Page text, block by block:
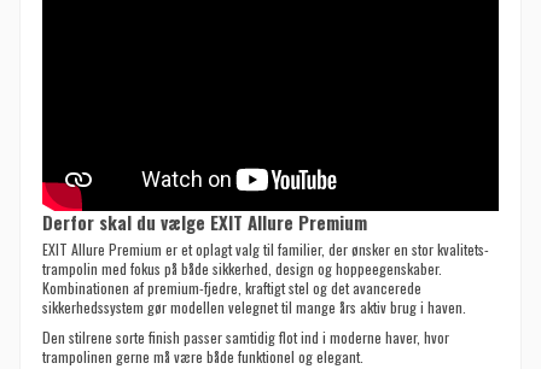
Derfor skal du vælge EXIT Allure Premium
EXIT Allure Premium er et oplagt valg til familier, der ønsker en stor kvalitets-
trampolin med fokus på både sikkerhed, design og hoppeegenskaber.
Kombinationen af premium-fjedre, kraftigt stel og det avancerede
sikkerhedssystem gør modellen velegnet til mange års aktiv brug i haven.
Den stilrene sorte finish passer samtidig flot ind i moderne haver, hvor
trampolinen gerne må være både funktionel og elegant.